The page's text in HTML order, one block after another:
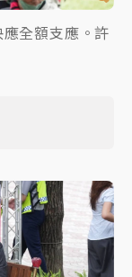
全額支應。許